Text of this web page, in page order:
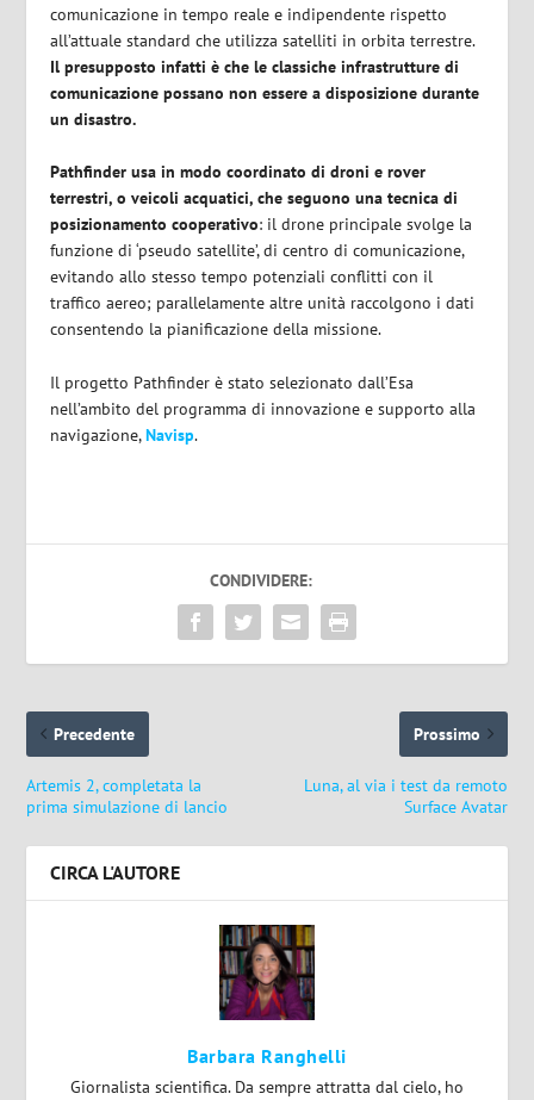
comunicazione in tempo reale e indipendente rispetto
all’attuale standard che utilizza satelliti in orbita terrestre.
Il presupposto infatti è che le classiche infrastrutture di
comunicazione possano non essere a disposizione durante
un disastro.
Pathfinder usa in modo coordinato di droni e rover
terrestri, o veicoli acquatici, che seguono una tecnica di
posizionamento cooperativo: il drone principale svolge la
funzione di ‘pseudo satellite’, di centro di comunicazione,
evitando allo stesso tempo potenziali conflitti con il
traffico aereo; parallelamente altre unità raccolgono i dati
consentendo la pianificazione della missione.
Il progetto Pathfinder è stato selezionato dall’Esa
nell’ambito del programma di innovazione e supporto alla
navigazione,Navisp.
CONDIVIDERE:
Precedente
Artemis 2, completata la
prima simulazione di lancio
Prossimo
Luna, al via i test da remoto
Surface Avatar
CIRCA L'AUTORE
Barbara Ranghelli
Giornalista scientifica. Da sempre attratta dal cielo, ho